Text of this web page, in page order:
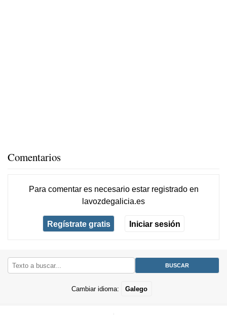
Comentarios
Para comentar es necesario estar registradoen
lavozdegalicia.es
Regístrate gratis Iniciar sesión
Cambiar idioma: Galego